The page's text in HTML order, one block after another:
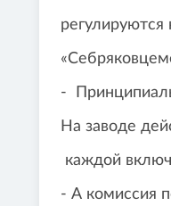
-
На заводе
каждой
- А комиссия